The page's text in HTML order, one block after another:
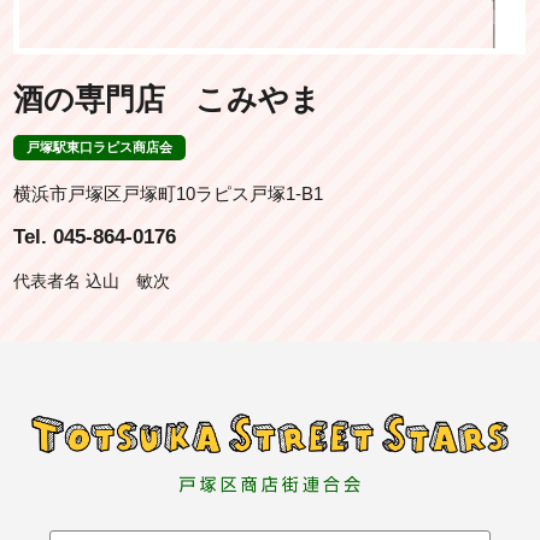
酒の専門店 こみやま
戸塚駅東口ラピス商店会
横浜市戸塚区戸塚町10ラピス戸塚1-B1
Tel. 045-864-0176
代表者名 込山 敏次